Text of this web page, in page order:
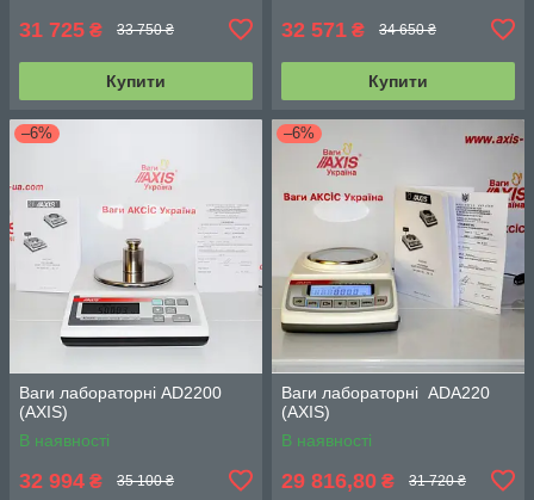
31 725 ₴ 33 750 ₴
Купити
32 571 ₴ 34 650 ₴
Купити
–6%
Ваги лабораторні AD2200
(АХIS)
В наявності
32 994 ₴ 35 100 ₴
–6%
Ваги лабораторні ADA220
(АХIS)
В наявності
29 816,80 ₴ 31 720 ₴